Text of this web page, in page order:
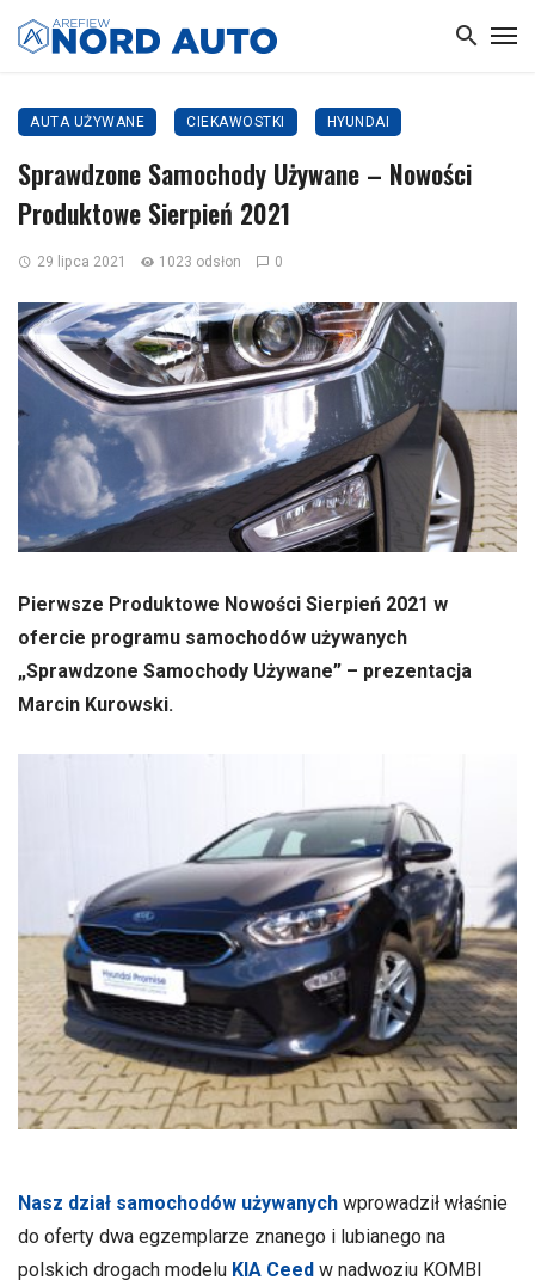
AUTA UŻYWANE CIEKAWOSTKI HYUNDAI
Sprawdzone Samochody Używane – Nowości
Produktowe Sierpień 2021
29 lipca 2021 1023 odsłon 0
Pierwsze Produktowe Nowości Sierpień 2021 w
ofercie programu samochodów używanych
„Sprawdzone Samochody Używane” – prezentacja
Marcin Kurowski.
Nasz dział samochodów używanych wprowadził właśnie
do oferty dwa egzemplarze znanego i lubianego na
polskich drogach modelu KIA Ceed w nadwoziu KOMBI